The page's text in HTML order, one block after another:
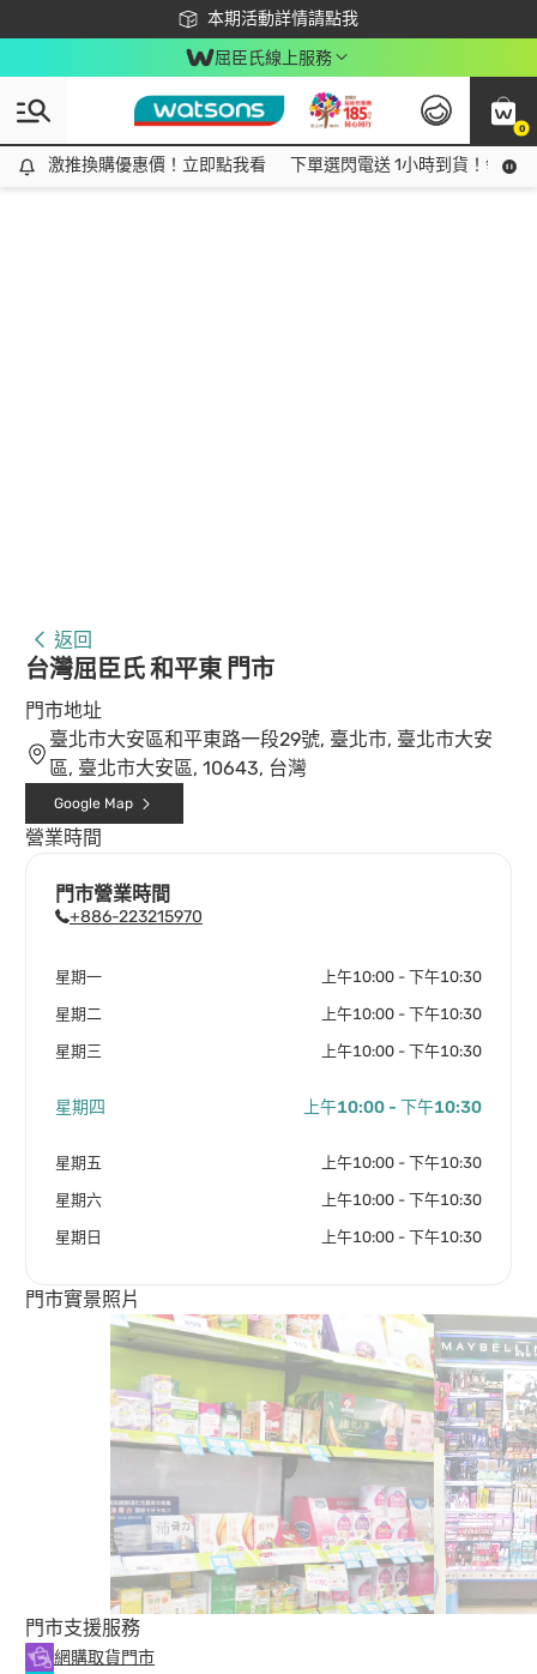
本期活動詳情請點我
下載app最高回饋$350
屈臣氏線上服務
0
激推換購優惠價！立即點我看
激推換購優惠價！立即點我看 下單選閃電送 1小時到貨！領神
返回
台灣屈臣氏 和平東 門市
門市地址
臺北市大安區和平東路一段29號, 臺北市, 臺北市大安
區, 臺北市大安區, 10643, 台灣
Google Map
營業時間
門市營業時間
+886-223215970
星期一 上午10:00 - 下午10:30
星期二 上午10:00 - 下午10:30
星期三 上午10:00 - 下午10:30
星期四 上午10:00 - 下午10:30
星期五 上午10:00 - 下午10:30
星期六 上午10:00 - 下午10:30
星期日 上午10:00 - 下午10:30
門市實景照片
門市支援服務
網購取貨門市